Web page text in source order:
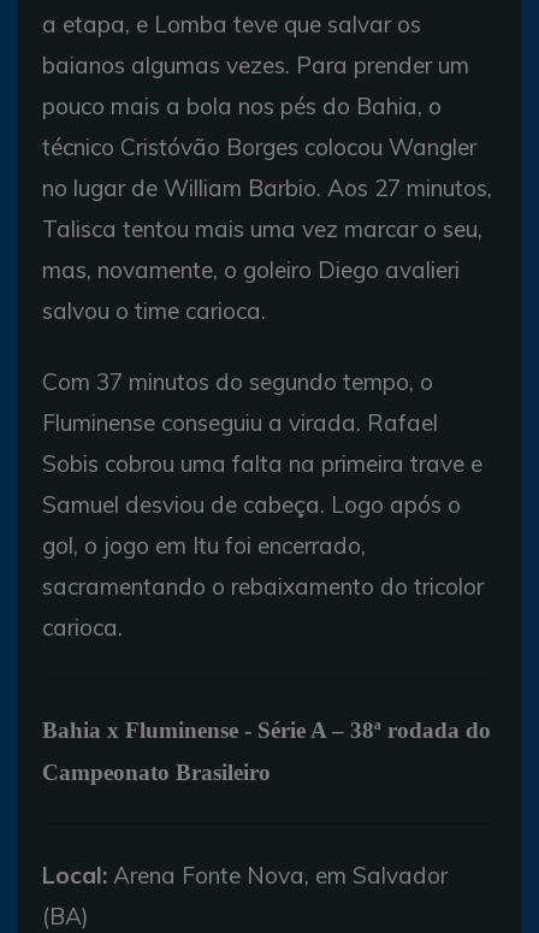
a etapa, e Lomba teve que salvar os
baianos algumas vezes. Para prender um
pouco mais a bola nos pés do Bahia, o
técnico Cristóvão Borges colocou Wangler
no lugar de William Barbio. Aos 27 minutos,
Talisca tentou mais uma vez marcar o seu,
mas, novamente, o goleiro Diego avalieri
salvou o time carioca.
Com 37 minutos do segundo tempo, o
Fluminense conseguiu a virada. Rafael
Sobis cobrou uma falta na primeira trave e
Samuel desviou de cabeça. Logo após o
gol, o jogo em Itu foi encerrado,
sacramentando o rebaixamento do tricolor
carioca.
Bahia x Fluminense - Série A – 38ª rodada do
Campeonato Brasileiro
Local: Arena Fonte Nova, em Salvador
(BA)